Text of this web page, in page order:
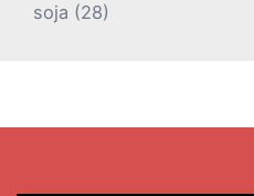
soja (28)